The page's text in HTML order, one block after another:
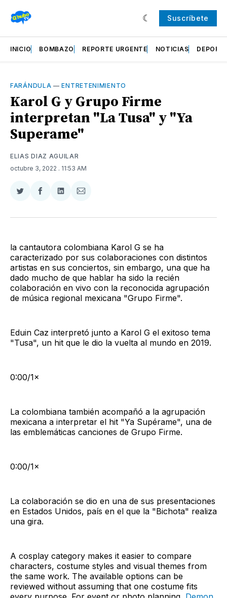
Suscríbete
INICIO BOMBAZO REPORTE URGENTE NOTICIAS
FARÁNDULA —ENTRETENIMIENTO
Karol G y Grupo Firme
interpretan "La Tusa" y "Ya
Superame"
ELIAS DIAZ AGUILAR
octubre 3, 2022 . 11:53 AM
Compartir
Twitter
Compartir
Facebook
Compartir
LinkedIn
Compartir
Email
la cantautora colombiana Karol G se ha
caracterizado por sus colaboraciones con distintos
artistas en sus conciertos, sin embargo, una que ha
dado mucho de que hablar ha sido la recién
colaboración en vivo con la reconocida agrupación
de música regional mexicana "Grupo Firme".
Eduin Caz interpretó junto a Karol G el exitoso tema
"Tusa", un hit que le dio la vuelta al mundo en 2019.
0:00/1×
La colombiana también acompañó a la agrupación
mexicana a interpretar el hit "Ya Supérame", una de
las emblemáticas canciones de Grupo Firme.
0:00/1×
La colaboración se dio en una de sus presentaciones
en Estados Unidos, país en el que la "Bichota" realiza
una gira.
A cosplay category makes it easier to compare
characters, costume styles and visual themes from
the same work. The available options can be
reviewed without assuming that one costume fits